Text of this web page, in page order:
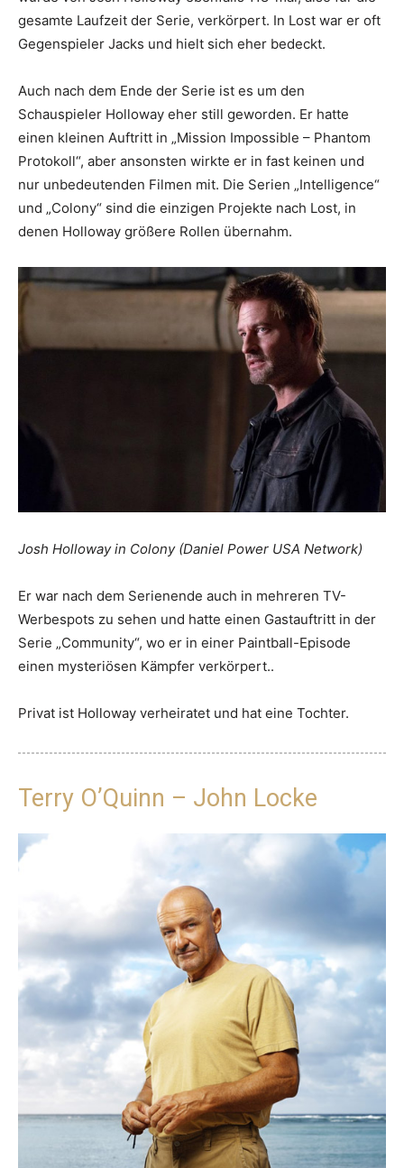
gesamte Laufzeit der Serie, verkörpert. In Lost war er oft
Gegenspieler Jacks und hielt sich eher bedeckt.
Auch nach dem Ende der Serie ist es um den
Schauspieler Holloway eher still geworden. Er hatte
einen kleinen Auftritt in „Mission Impossible – Phantom
Protokoll“, aber ansonsten wirkte er in fast keinen und
nur unbedeutenden Filmen mit. Die Serien „Intelligence“
und „Colony“ sind die einzigen Projekte nach Lost, in
denen Holloway größere Rollen übernahm.
Josh Holloway in Colony (Daniel Power USA Network)
Er war nach dem Serienende auch in mehreren TV-
Werbespots zu sehen und hatte einen Gastauftritt in der
Serie „Community“, wo er in einer Paintball-Episode
einen mysteriösen Kämpfer verkörpert..
Privat ist Holloway verheiratet und hat eine Tochter.
Terry O’Quinn – John Locke